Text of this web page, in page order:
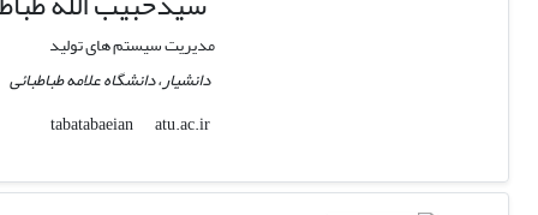
مدیریت سیستم های تولید
دانشیار، دانشگاه علامه طباطبائی
tabatabaeian
atu.ac.ir